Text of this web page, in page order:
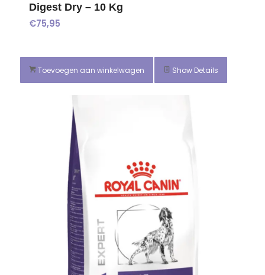
Digest Dry – 10 Kg
€75,95
Toevoegen aan winkelwagen Show Details